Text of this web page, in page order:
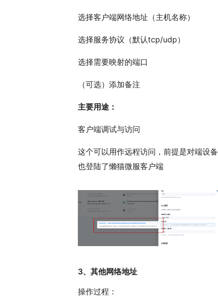
选择客户端网络地址（主机名称）
选择服务协议（默认tcp/udp）
选择需要映射的端口
（可选）添加备注
主要用途：
客户端调试与访问
这个可以用作远程访问，前提是对端设备
也登陆了懒猫微服客户端
3、其他网络地址
操作过程：